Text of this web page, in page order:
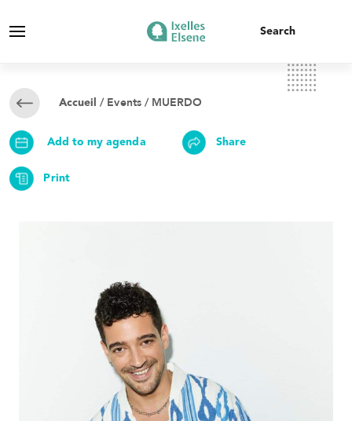
Accueil / Events/ MUERDO
Add to my agenda Share
Print